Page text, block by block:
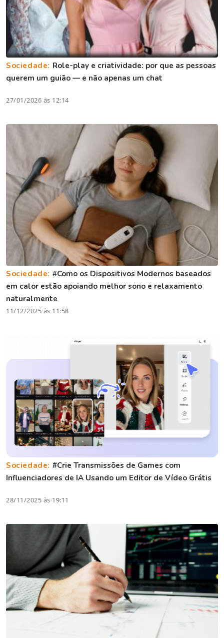
Sociedade: Role-play e criatividade: por que as pessoas
querem um guião — e não apenas um chat
27/01/2026 às 12:14
Sociedade: #Como os Dispositivos Modernos baseados
em calor estão apoiando melhor sono e relaxamento
naturalmente
11/12/2025 às 11:58
Sociedade: #Crie Transmissões de Games com
Influenciadores de IA Usando um Editor de Vídeo Grátis
28/11/2025 às 19:11